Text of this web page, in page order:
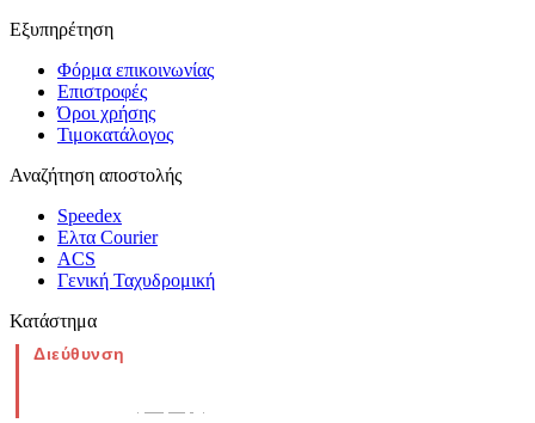
Εξυπηρέτηση
Φόρμα επικοινωνίας
Επιστροφές
Όροι χρήσης
Τιμοκατάλογος
Αναζήτηση αποστολής
Speedex
Ελτα Courier
ACS
Γενική Ταχυδρομική
Κατάστημα
Διεύθυνση